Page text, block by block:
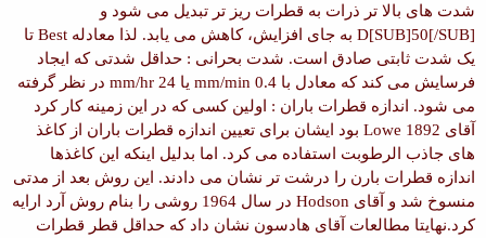
شدت های بالا تر ذرات به قطرات ریز تر تبدیل می شود و
D[SUB]50[/SUB] به جای افزایش، کاهش می یابد. لذا معادله Best تا
یک شدت ثابتی صادق است. شدت بحرانی : حداقل شدتی که ایجاد
فرسایش می کند که معادل با 0.4 mm/min یا 24 mm/hr
در نظر گرفته
می شود. اندازه قطرات باران : اولین کسی که در این زمینه کار کرد
آقای Lowe 1892 بود ایشان برای تعیین اندازه قطرات باران از کاغذ
های جاذب الرطوبت استفاده می کرد. اما بدلیل اینکه این کاغذها
اندازه قطرات بارن را درشت تر نشان می دادند. این روش بعد از مدتی
منسوخ شد و آقای Hodson در سال 1964 روشی را بنام روش آرد ارایه
کرد.نهایتا مطالعات آقای هادسون نشان داد که حداقل قطر قطرات